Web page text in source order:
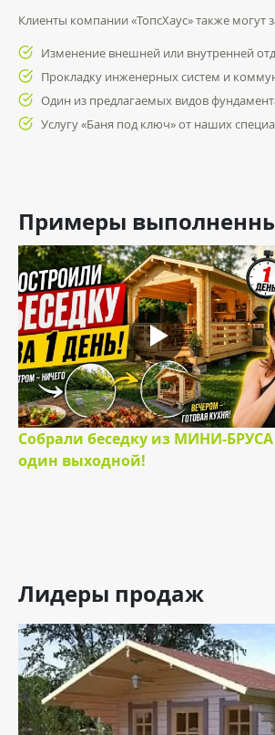
Клиенты компании «ТопсХаус» также могут
Изменение внешней или внутренней
Прокладку инженерных систем и
Один из предлагаемых видов
Услугу «Баня под ключ» от наших
Примеры
Собрали беседку из МИНИ-БРУСА
один выходной!
Лидеры продаж